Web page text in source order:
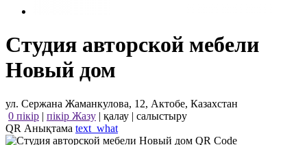
Студия авторской мебели
Новый дом
ул. Сержана Жаманкулова, 12, Актобе, Казахстан
0 пікір | пікір Жазу | қалау | салыстыру
QR Анықтама text_what